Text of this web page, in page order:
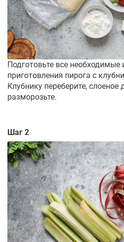
Подготовьте все необходимые
приготовления пирога с
Клубнику переберите, слоеное
разморозьте.
Шаг 2